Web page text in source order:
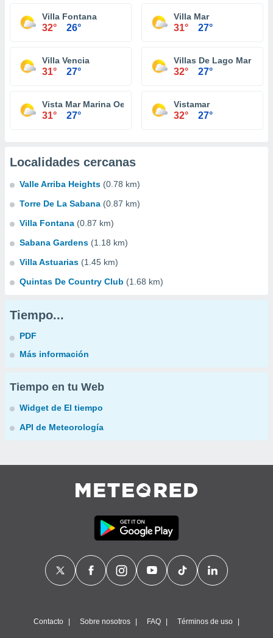
Villa Fontana
32° 26°
Villa Mar
31° 27°
Villa Vencia
31° 27°
Villas De Lago Mar
32° 27°
Vista Mar Marina Oeste
31° 27°
Vistamar
32° 27°
Localidades cercanas
Valle Arriba Heights (0.78 km)
Torre De La Sabana (0.87 km)
Villa Fontana (0.87 km)
Sabana Gardens (1.18 km)
Villa Astuarias (1.45 km)
Quintas De Country Club (1.68 km)
Tiempo...
PDF
Más información
Tiempo en tu Web
Widget de El tiempo
API de Meteorología
Contacto Sobre nosotros FAQ Términos de uso